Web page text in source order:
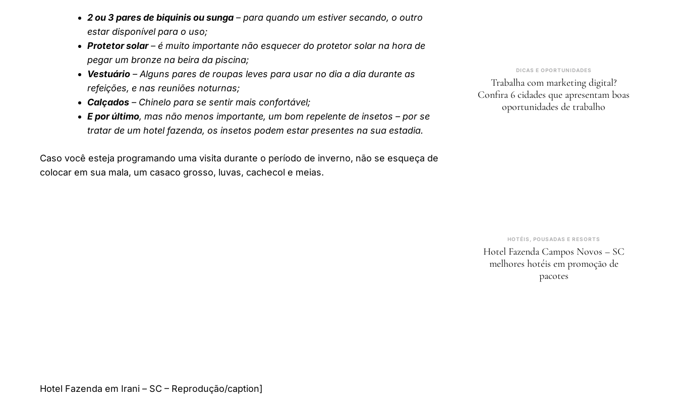
2 ou 3 pares de biquinis ou sunga – para quando um estiver secando, o outro
estar disponível para o uso;
Protetor solar– é muito importante não esquecer do protetor solar na hora de
pegar um bronze na beira da piscina;
Vestuário – Alguns pares de roupas leves para usar no dia a dia durante as
refeições, e nas reuniões noturnas;
Calçados – Chinelo para se sentir mais confortável;
E por último, mas não menos importante, um bom repelente de insetos – por se
tratar de um hotel fazenda, os insetos podem estar presentes na sua estadia.
Caso você esteja programando uma visita durante o período de inverno, não se esqueça de
colocar em sua mala, um casaco grosso, luvas, cachecol e meias.
Hotel Fazenda em Irani – SC – Reprodução/caption]
DICAS E OPORTUNIDADES
Trabalha com marketing digital?
Confira 6 cidades que apresentam boas
oportunidades de trabalho
HOTÉIS, POUSADAS E RESORTS
Hotel Fazenda Campos Novos – SC
melhores hotéis em promoção de
pacotes